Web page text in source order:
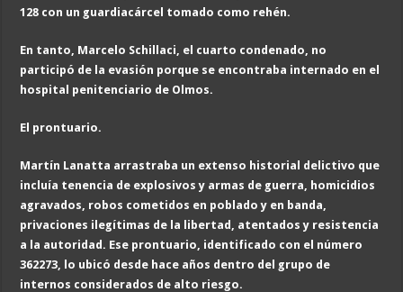
128 con un guardiacárcel tomado como rehén.
En tanto, Marcelo Schillaci, el cuarto condenado, no
participó de la evasión porque se encontraba internado en el
hospital penitenciario de Olmos.
El prontuario.
Martín Lanatta arrastraba un extenso historial delictivo que
incluía tenencia de explosivos y armas de guerra, homicidios
agravados, robos cometidos en poblado y en banda,
privaciones ilegítimas de la libertad, atentados y resistencia
a la autoridad. Ese prontuario, identificado con el número
362273, lo ubicó desde hace años dentro del grupo de
internos considerados de alto riesgo.